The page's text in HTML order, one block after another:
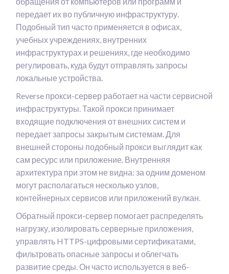
передает их во публичную инфраструктуру.
Подобный тип часто применяется в офисах,
учебных учреждениях, внутренних
инфраструктурах и решениях, где необходимо
регулировать, куда будут отправлять запросы
локальные устройства.
Reverse прокси-сервер работает на части сервисной
инфраструктуры. Такой прокси принимает
входящие подключения от внешних систем и
передает запросы закрытым системам. Для
внешней стороны подобный прокси выглядит как
сам ресурс или приложение. Внутренняя
архитектура при этом не видна: за одним доменом
могут располагаться несколько узлов,
контейнерных сервисов или приложений вулкан.
Обратный прокси-сервер помогает распределять
нагрузку, изолировать серверные приложения,
управлять HTTPS-цифровыми сертификатами,
фильтровать опасные запросы и облегчать
развитие среды. Он часто используется в веб-